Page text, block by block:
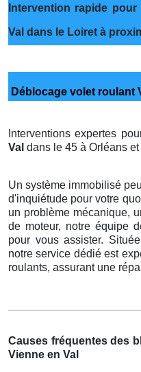
Intervention rapide
Val dans le Loiret à
Déblocage volet roulant
Interventions expertes
Val dans le 45 à Orléans
Un système immobilisé
d'inquiétude pour votre
un problème mécanique,
de moteur, notre équipe
pour vous assister.
notre service dédié est
roulants, assurant une
Causes fréquentes des
Vienne en Val